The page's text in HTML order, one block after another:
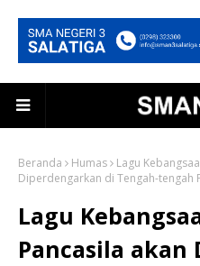
Beranda Humas
Lagu
Diperdengarkan di Tengah-tengah
Lagu
Pancasila